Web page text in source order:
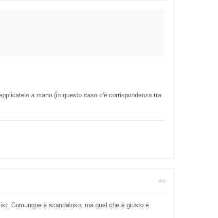
a mano (in questo caso c'è corrispondenza tra
#4
Comunque è scandaloso, ma quel che è giusto è